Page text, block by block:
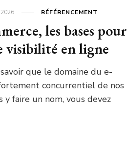
RÉFÉRENCEMENT
les bases pour
visibilité en ligne
que le domaine du e-
concurrentiel de nos
y faire un nom, vous devez